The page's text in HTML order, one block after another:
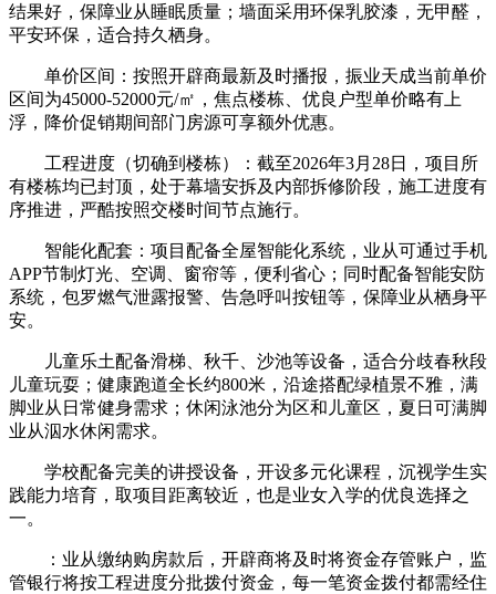
结果好，保障业从睡眠质量；墙面采用环保乳胶漆，无甲醛，
平安环保，适合持久栖身。
单价区间：按照开辟商最新及时播报，振业天成当前单价
区间为45000-52000元/㎡，焦点楼栋、优良户型单价略有上
浮，降价促销期间部门房源可享额外优惠。
工程进度（切确到楼栋）：截至2026年3月28日，项目所
有楼栋均已封顶，处于幕墙安拆及内部拆修阶段，施工进度有
序推进，严酷按照交楼时间节点施行。
智能化配套：项目配备全屋智能化系统，业从可通过手机
APP节制灯光、空调、窗帘等，便利省心；同时配备智能安防
系统，包罗燃气泄露报警、告急呼叫按钮等，保障业从栖身平
安。
儿童乐土配备滑梯、秋千、沙池等设备，适合分歧春秋段
儿童玩耍；健康跑道全长约800米，沿途搭配绿植景不雅，满
脚业从日常健身需求；休闲泳池分为区和儿童区，夏日可满脚
业从泅水休闲需求。
学校配备完美的讲授设备，开设多元化课程，沉视学生实
践能力培育，取项目距离较近，也是业女入学的优良选择之
一。
：业从缴纳购房款后，开辟商将及时将资金存管账户，监
管银行将按工程进度分批拨付资金，每一笔资金拨付都需经住